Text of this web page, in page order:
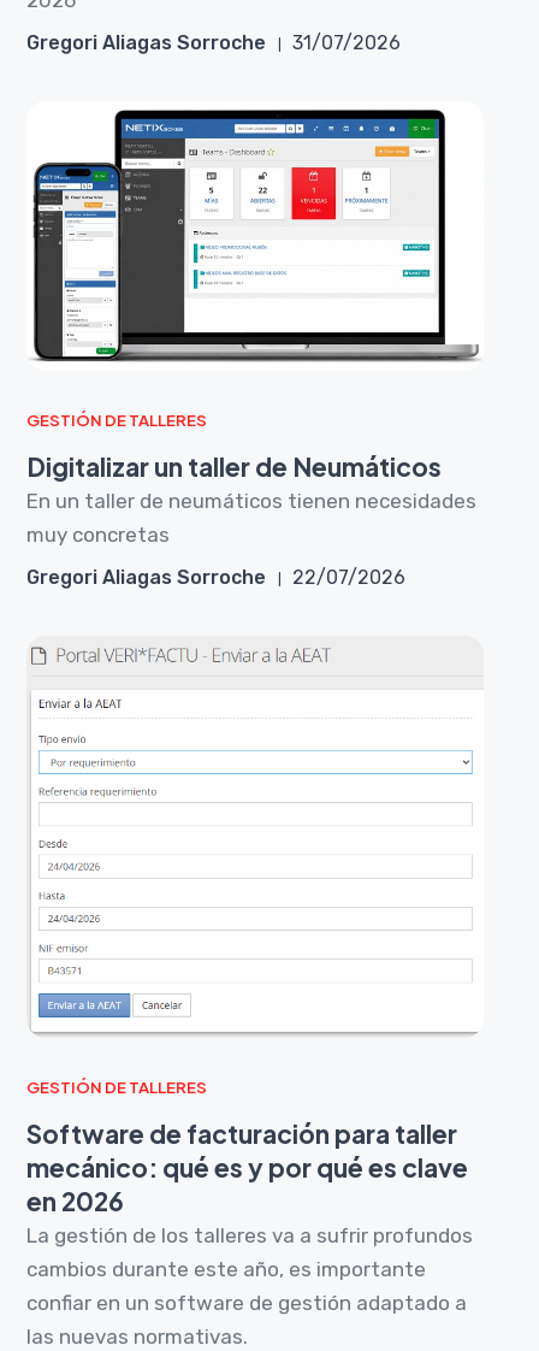
Gregori Aliagas Sorroche 31/07/2026
GESTIÓN DE TALLERES
Digitalizar un taller de Neumáticos
En un taller de neumáticos tienen necesidades
muy concretas
Gregori Aliagas Sorroche 22/07/2026
GESTIÓN DE TALLERES
Software de facturación para taller
mecánico: qué es y por qué es clave
en 2026
La gestión de los talleres va a sufrir profundos
cambios durante este año, es importante
confiar en un software de gestión adaptado a
las nuevas normativas.